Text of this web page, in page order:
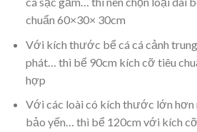
chuẩn 60×30× 30cm
Với kích thước bể cá cá cảnh
phát… thì bể 90cm kích cỡ tiêu
hợp
Với các loài có kích thước lớn hơn
bảo yến… thì bể 120cm với kích